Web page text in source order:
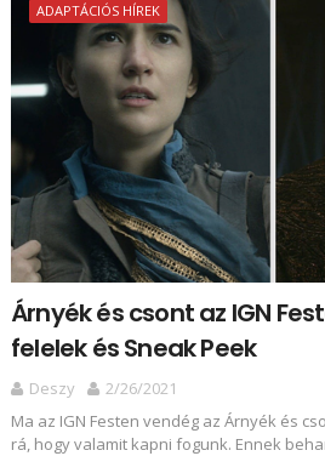
ADAPTÁCIÓS HÍREK
Árnyék és csont az IGN
felelek és Sneak Peek
Deszy
2/26/2021
Ma az IGN Festen vendég az Árnyék és
rá, hogy valamit kapni fogunk. Ennek